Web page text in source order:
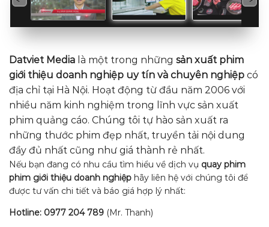
Datviet Media là một trong những sản xuất phim
giới thiệu doanh nghiệp uy tín và chuyên nghiệp có
địa chỉ tại Hà Nội. Hoạt động từ đầu năm 2006 với
nhiều năm kinh nghiệm trong lĩnh vực sản xuất
phim quảng cáo. Chúng tôi tự hào sản xuất ra
những thước phim đẹp nhất, truyền tải nội dung
đầy đủ nhất cũng như giá thành rẻ nhất.
Nếu bạn đang có nhu cầu tìm hiểu về dịch vụ quay phim
phim giới thiệu doanh nghiệp hãy liên hệ với chúng tôi để
được tư vấn chi tiết và báo giá hợp lý nhất:
Hotline: 0977 204 789 (Mr. Thanh)